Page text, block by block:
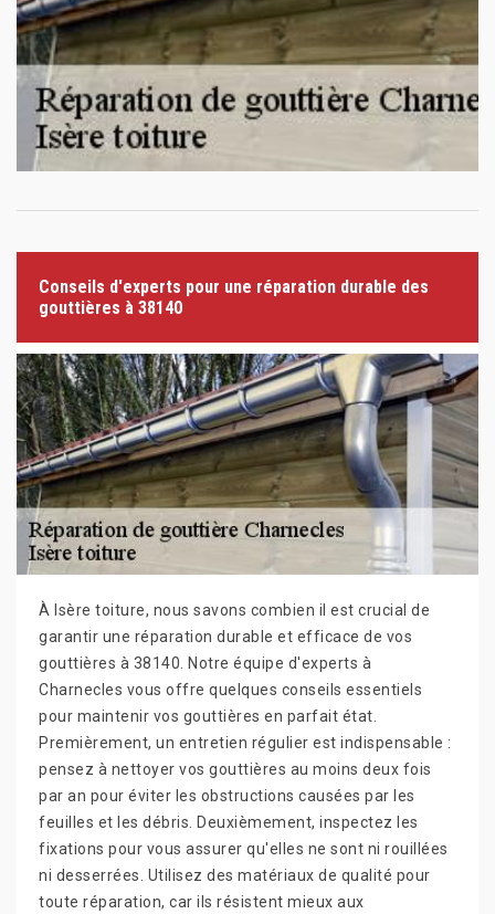
Conseils d'experts pour une réparation durable des
gouttières à 38140
À Isère toiture, nous savons combien il est crucial de
garantir une réparation durable et efficace de vos
gouttières à 38140. Notre équipe d'experts à
Charnecles vous offre quelques conseils essentiels
pour maintenir vos gouttières en parfait état.
Premièrement, un entretien régulier est indispensable :
pensez à nettoyer vos gouttières au moins deux fois
par an pour éviter les obstructions causées par les
feuilles et les débris. Deuxièmement, inspectez les
fixations pour vous assurer qu'elles ne sont ni rouillées
ni desserrées. Utilisez des matériaux de qualité pour
toute réparation, car ils résistent mieux aux